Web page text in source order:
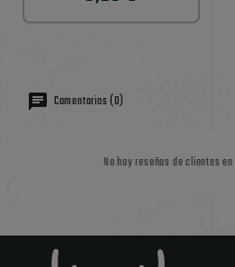
Comentarios (0)
No hay reseñas de clientes